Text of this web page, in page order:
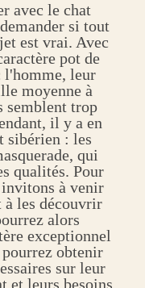
avec le chat
si tout
est vrai. Avec
pot de
leur
moyenne à
semblent trop
il y a en
sibérien : les
qui
qualités. Pour
invitons à venir
à les découvrir
alors
exceptionnel
pourrez obtenir
sur leur
et leurs besoins